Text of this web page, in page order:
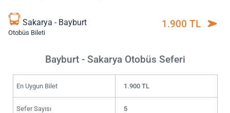
Sakarya - Bayburt
Otobüs Bileti
1.900 TL
Bayburt - Sakarya Otobüs Seferi
En Uygun Bilet 1.900 TL
Sefer Sayısı 5